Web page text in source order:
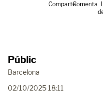
ComparteComenta
Públic
Barcelona
02/10/2025 18:11